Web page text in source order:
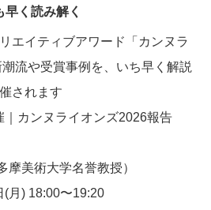
く読み解く
エイティブアワード「カンヌラ
流や受賞事例を、いち早く解説
されます
｜カンヌライオンズ2026報告
摩美術大学名誉教授）
(月) 18:00〜19:20